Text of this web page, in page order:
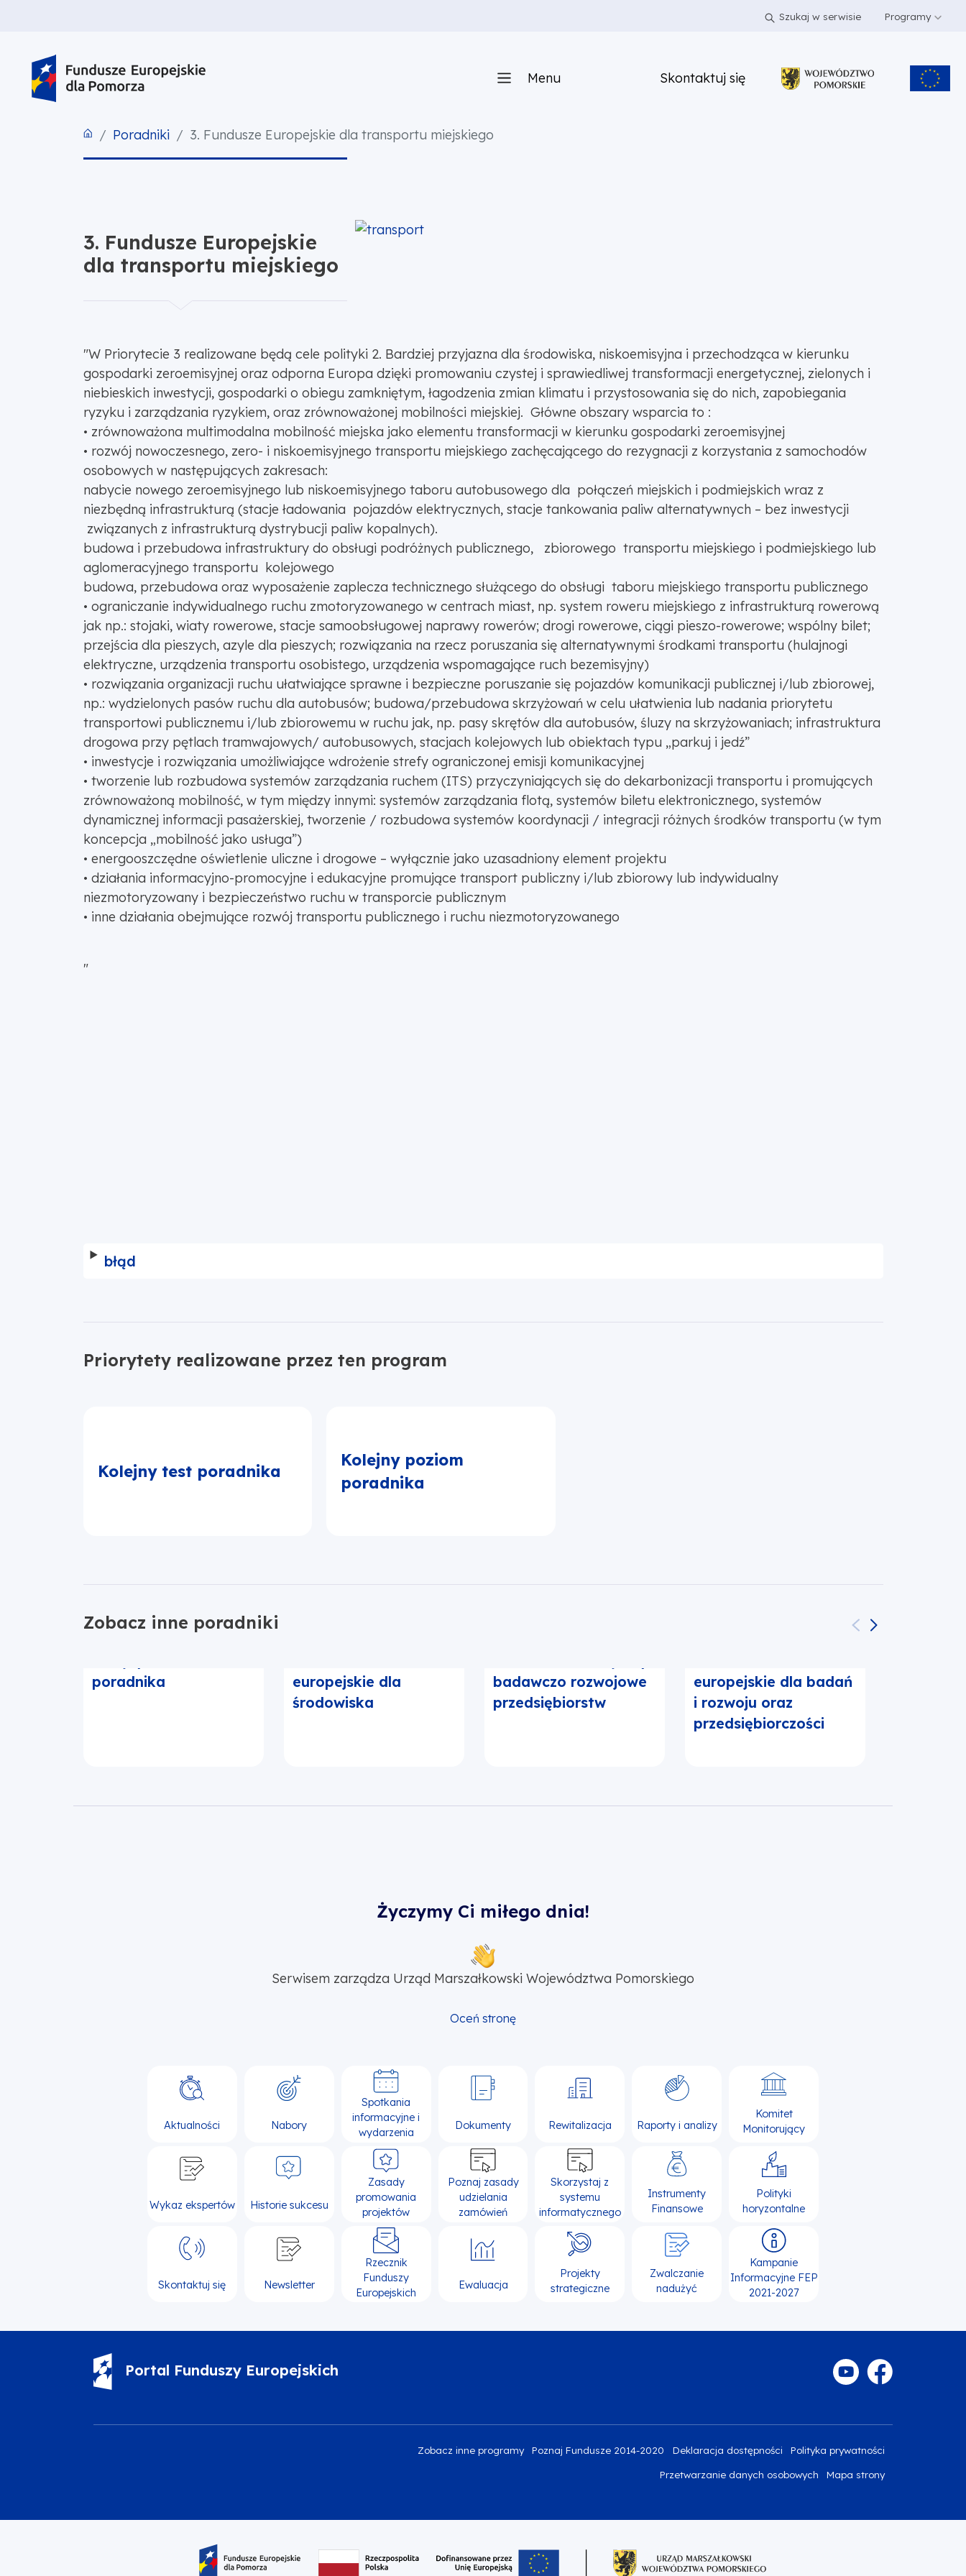
Szukaj w serwisie Programy
Menu Skontaktuj się
Poradniki 3. Fundusze Europejskie dla transportu miejskiego
3. Fundusze Europejskie
dla transportu miejskiego
"W Priorytecie 3 realizowane będą cele polityki 2. Bardziej przyjazna dla środowiska, niskoemisyjna i przechodząca w kierunku
gospodarki zeroemisyjnej oraz odporna Europa dzięki promowaniu czystej i sprawiedliwej transformacji energetycznej, zielonych i
niebieskich inwestycji, gospodarki o obiegu zamkniętym, łagodzenia zmian klimatu i przystosowania się do nich, zapobiegania
ryzyku i zarządzania ryzykiem, oraz zrównoważonej mobilności miejskiej. Główne obszary wsparcia to :
• zrównoważona multimodalna mobilność miejska jako elementu transformacji w kierunku gospodarki zeroemisyjnej
• rozwój nowoczesnego, zero- i niskoemisyjnego transportu miejskiego zachęcającego do rezygnacji z korzystania z samochodów
osobowych w następujących zakresach:
nabycie nowego zeroemisyjnego lub niskoemisyjnego taboru autobusowego dla połączeń miejskich i podmiejskich wraz z
niezbędną infrastrukturą (stacje ładowania pojazdów elektrycznych, stacje tankowania paliw alternatywnych – bez inwestycji
związanych z infrastrukturą dystrybucji paliw kopalnych).
budowa i przebudowa infrastruktury do obsługi podróżnych publicznego, zbiorowego transportu miejskiego i podmiejskiego lub
aglomeracyjnego transportu kolejowego
budowa, przebudowa oraz wyposażenie zaplecza technicznego służącego do obsługi taboru miejskiego transportu publicznego
• ograniczanie indywidualnego ruchu zmotoryzowanego w centrach miast, np. system roweru miejskiego z infrastrukturą rowerową
jak np.: stojaki, wiaty rowerowe, stacje samoobsługowej naprawy rowerów; drogi rowerowe, ciągi pieszo-rowerowe; wspólny bilet;
przejścia dla pieszych, azyle dla pieszych; rozwiązania na rzecz poruszania się alternatywnymi środkami transportu (hulajnogi
elektryczne, urządzenia transportu osobistego, urządzenia wspomagające ruch bezemisyjny)
• rozwiązania organizacji ruchu ułatwiające sprawne i bezpieczne poruszanie się pojazdów komunikacji publicznej i/lub zbiorowej,
np.: wydzielonych pasów ruchu dla autobusów; budowa/przebudowa skrzyżowań w celu ułatwienia lub nadania priorytetu
transportowi publicznemu i/lub zbiorowemu w ruchu jak, np. pasy skrętów dla autobusów, śluzy na skrzyżowaniach; infrastruktura
drogowa przy pętlach tramwajowych/ autobusowych, stacjach kolejowych lub obiektach typu „parkuj i jedź”
• inwestycje i rozwiązania umożliwiające wdrożenie strefy ograniczonej emisji komunikacyjnej
• tworzenie lub rozbudowa systemów zarządzania ruchem (ITS) przyczyniających się do dekarbonizacji transportu i promujących
zrównoważoną mobilność, w tym między innymi: systemów zarządzania flotą, systemów biletu elektronicznego, systemów
dynamicznej informacji pasażerskiej, tworzenie / rozbudowa systemów koordynacji / integracji różnych środków transportu (w tym
koncepcja „mobilność jako usługa”)
• energooszczędne oświetlenie uliczne i drogowe – wyłącznie jako uzasadniony element projektu
• działania informacyjno-promocyjne i edukacyjne promujące transport publiczny i/lub zbiorowy lub indywidualny
niezmotoryzowany i bezpieczeństwo ruchu w transporcie publicznym
• inne działania obejmujące rozwój transportu publicznego i ruchu niezmotoryzowanego
"
błąd
Priorytety realizowane przez ten program
Kolejny test poradnika
Kolejny poziom
poradnika
Zobacz inne poradniki
poradnika
europejskie dla
środowiska
badawczo rozwojowe
przedsiębiorstw
europejskie dla badań
i rozwoju oraz
przedsiębiorczości
Życzymy Ci miłego dnia!
Serwisem zarządza Urząd Marszałkowski Województwa Pomorskiego
Oceń stronę
Aktualności Nabory
Spotkania
informacyjne i
wydarzenia
Dokumenty Rewitalizacja Raporty i analizy
Komitet
Monitorujący
Wykaz ekspertów Historie sukcesu
Zasady
promowania
projektów
Poznaj zasady
udzielania
zamówień
Skorzystaj z
systemu
informatycznego
Instrumenty
Finansowe
Polityki
horyzontalne
Skontaktuj się Newsletter
Rzecznik
Funduszy
Europejskich
Ewaluacja
Projekty
strategiczne
Zwalczanie
nadużyć
Kampanie
Informacyjne FEP
2021-2027
Portal Funduszy Europejskich
Zobacz inne programy Poznaj Fundusze 2014-2020 Deklaracja dostępności Polityka prywatności
Przetwarzanie danych osobowych Mapa strony